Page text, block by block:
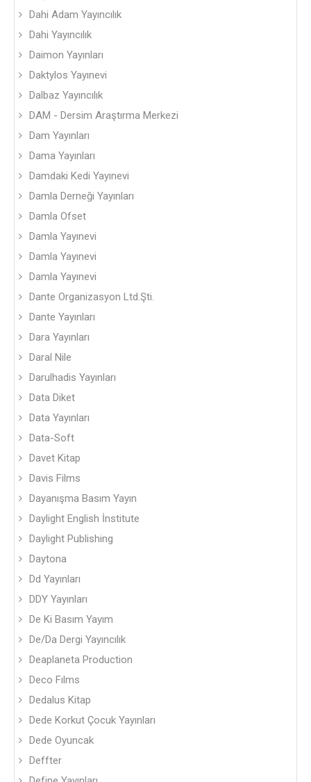
Dahi Adam Yayıncılık
Dahi Yayıncılık
Daimon Yayınları
Daktylos Yayınevi
Dalbaz Yayıncılık
DAM - Dersim Araştırma Merkezi
Dam Yayınları
Dama Yayınları
Damdaki Kedi Yayınevi
Damla Derneği Yayınları
Damla Ofset
Damla Yayınevi
Damla Yayınevi
Damla Yayınevi
Dante Organizasyon Ltd.Şti.
Dante Yayınları
Dara Yayınları
Daral Nile
Darulhadis Yayınları
Data Diket
Data Yayınları
Data-Soft
Davet Kitap
Davis Films
Dayanışma Basım Yayın
Daylight English İnstitute
Daylight Publishing
Daytona
Dd Yayınları
DDY Yayınları
De Ki Basım Yayım
De/Da Dergi Yayıncılık
Deaplaneta Production
Deco Fılms
Dedalus Kitap
Dede Korkut Çocuk Yayınları
Dede Oyuncak
Deffter